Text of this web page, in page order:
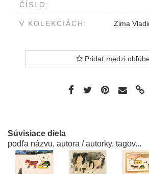
ČÍSLO:
V KOLEKCIÁCH: Zima
Pridať medzi
Súvisiace diela
podľa názvu, autora / autorky, tagov...